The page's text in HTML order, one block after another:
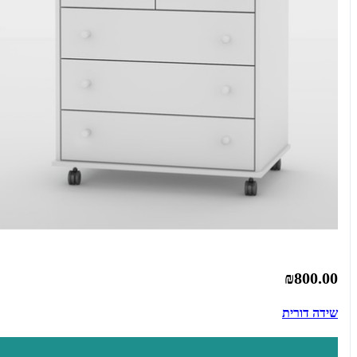
₪800.00
שידה דורית